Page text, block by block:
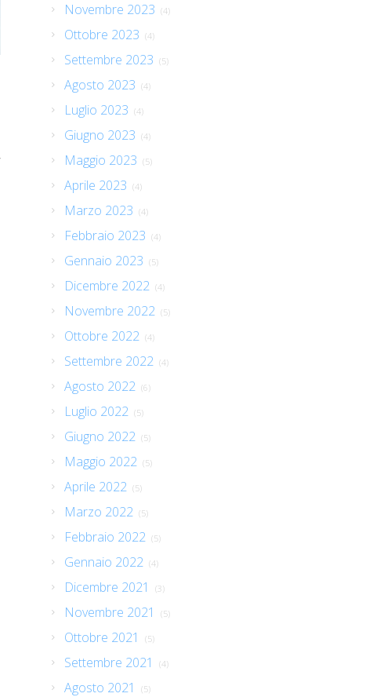
Novembre 2023 (4)
Ottobre 2023 (4)
Settembre 2023 (5)
Agosto 2023 (4)
Luglio 2023 (4)
Giugno 2023 (4)
Maggio 2023 (5)
Aprile 2023 (4)
Marzo 2023 (4)
Febbraio 2023 (4)
Gennaio 2023 (5)
Dicembre 2022 (4)
Novembre 2022 (5)
Ottobre 2022 (4)
Settembre 2022 (4)
Agosto 2022 (6)
Luglio 2022 (5)
Giugno 2022 (5)
Maggio 2022 (5)
Aprile 2022 (5)
Marzo 2022 (5)
Febbraio 2022 (5)
Gennaio 2022 (4)
Dicembre 2021 (3)
Novembre 2021 (5)
Ottobre 2021 (5)
Settembre 2021 (4)
Agosto 2021 (5)